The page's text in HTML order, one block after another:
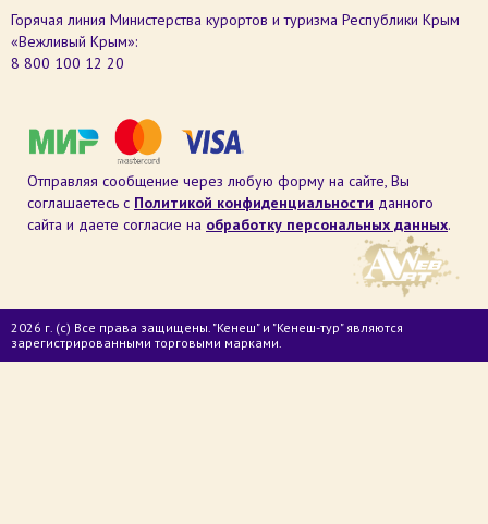
Горячая линия Министерства курортов и туризма Республики Крым
«Вежливый Крым»:
8 800 100 12 20
Отправляя сообщение через любую форму на сайте, Вы
соглашаетесь с Политикой конфиденциальности данного
сайта и даете согласие на обработку персональных данных.
2026 г. (с) Все права защищены. "Кенеш" и "Кенеш-тур" являются
зарегистрированными торговыми марками.